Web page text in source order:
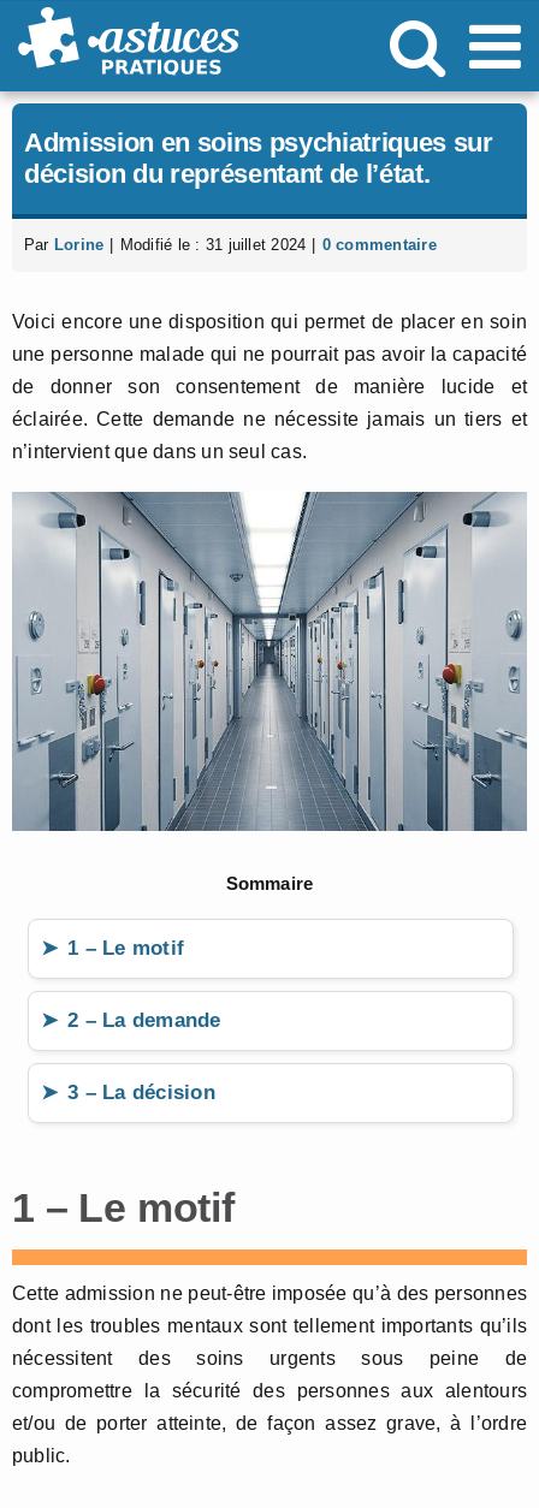
Passer
au
Admission en soins psychiatriques sur
décision du représentant de l’état.
Par Lorine Modifié le : 31 juillet 2024 0 commentaire
Voici encore une disposition qui permet de placer en soin
une personne malade qui ne pourrait pas avoir la capacité
de donner son consentement de manière lucide et
éclairée. Cette demande ne nécessite jamais un tiers et
n’intervient que dans un seul cas.
Sommaire
1 – Le motif
2 – La demande
3 – La décision
1 – Le motif
Cette admission ne peut-être imposée qu’à des personnes
dont les troubles mentaux sont tellement importants qu’ils
nécessitent des soins urgents sous peine de
compromettre la sécurité des personnes aux alentours
et/ou de porter atteinte, de façon assez grave, à l’ordre
public.